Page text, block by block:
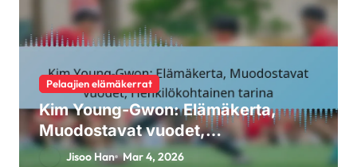
Pelaajien elämäkerrat
Kim Young-Gwon: Elämäkerta,
Muodostavat vuodet,
Henkilökohtainen tarina
Jisoo Han Mar 4, 2026